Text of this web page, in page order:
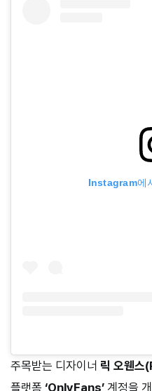
Instagram에
주목받는 디자이너 릭 오웬
플랫폼 ‘OnlyFans’ 계정을